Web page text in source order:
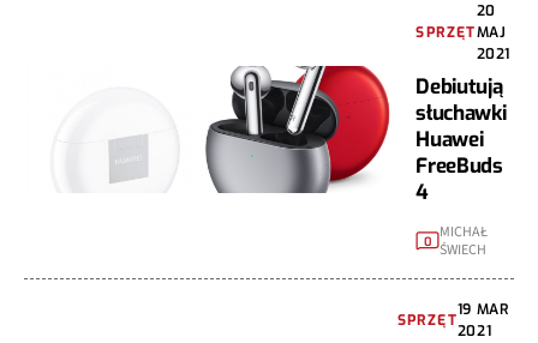
SPRZĘT
20
MAJ
2021
Debiutują
słuchawki
Huawei
FreeBuds
4
0
MICHAŁ
ŚWIECH
SPRZĘT
19 MAR
2021